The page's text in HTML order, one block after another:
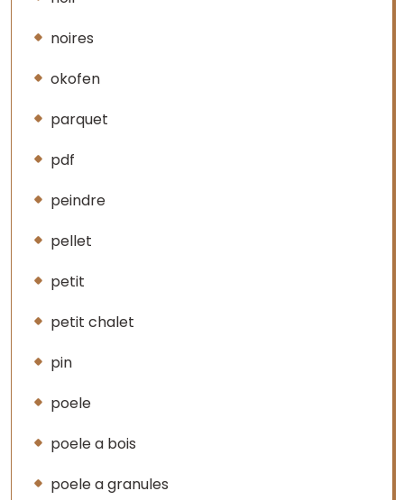
noires
okofen
parquet
pdf
peindre
pellet
petit
petit chalet
pin
poele
poele a bois
poele a granules